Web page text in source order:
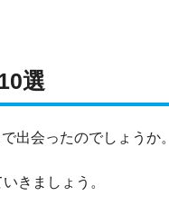
選
出会ったのでしょうか。
きましょう。